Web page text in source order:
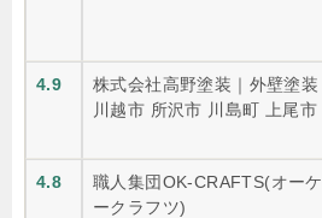
4.9
株式会社高野塗装｜外壁塗装
川越市 所沢市 川島町 上尾市
4.8
職人集団OK-CRAFTS(オーケ
ークラフツ)